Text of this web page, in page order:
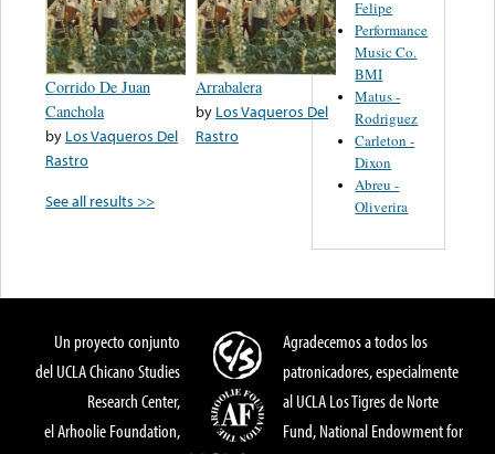
Corrido De Juan
Canchola
by Los Vaqueros Del
Rastro
Arrabalera
by Los Vaqueros Del
Rastro
See all results >>
Felipe
Performance
Music Co.
BMI
Matus -
Rodriguez
Carleton -
Dixon
Abreu -
Oliverira
Un proyecto conjunto
del UCLA Chicano Studies
Research Center,
el Arhoolie Foundation,
Agradecemos a todos los
patronicadores, especialmente
al UCLA Los Tigres de Norte
Fund, National Endowment for